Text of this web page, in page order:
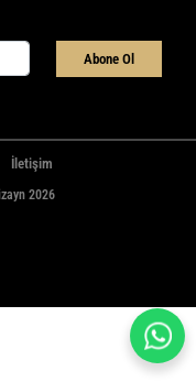
Abone Ol
İletişim
2026